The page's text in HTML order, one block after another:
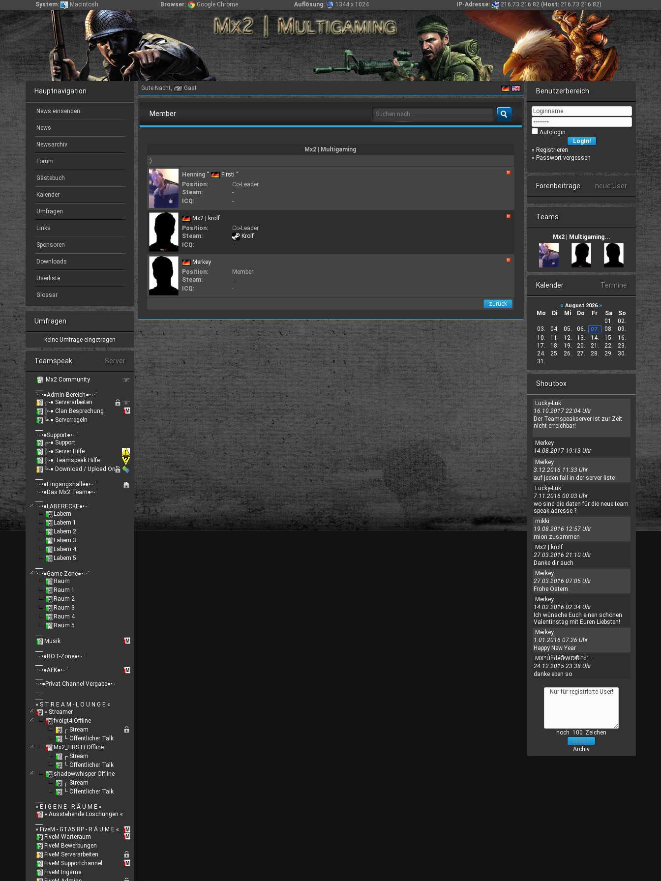
System: Macintosh Browser: Google Chrome Auflösung: 1344 x 1024 IP-Adresse: 216.73.216.82 ( Host: 216.73.216.82)
Hauptnavigation
News einsenden
News
Newsarchiv
Forum
Gästebuch
Kalender
Umfragen
Links
Sponsoren
Downloads
Userliste
Glossar
Umfragen
keine Umfrage eingetragen
Teamspeak Server
Mx2 Community
˙·٠•●Admin-Bereich●•٠·˙
╔-● Serverarbeiten
╠-● Clan Besprechung
╚-● Serverregeln
˙·٠•●Support●•٠·˙
╔-● Support
╠-● Server Hilfe
╠-● Teamspeak Hilfe
╚-● Download / Upload Only
˙·٠•●Eingangshalle●•٠·˙
˙·٠•●Das Mx2 Team●•٠·˙
˙·٠•●LABERECKE●•٠·˙
Labern
Labern 1
Labern 2
Labern 3
Labern 4
Labern 5
˙·٠•●Game-Zone●•٠·˙
Raum
Raum 1
Raum 2
Raum 3
Raum 4
Raum 5
Musik
˙·٠•●BOT-Zone●•٠·˙
˙·٠•●AFK●•٠·˙
·٠•●Privat Channel Vergabe●•٠
» S T R E A M - L O U N G E «
» Streamer
fvoigt4 Offline
┌ Stream
└ Öffentlicher Talk
Mx2_FIRSTI Offline
┌ Stream
└ Öffentlicher Talk
shadowwhisper Offline
┌ Stream
└ Öffentlicher Talk
» E I G E N E - R Ä U M E «
» Ausstehende Löschungen «
» FiveM - GTA5 RP - R Ä U M E «
FiveM Warteraum
FiveM Bewerbungen
FiveM Serverarbeiten
FiveM Supportchannel
FiveM Ingame
Gute Nacht, Gast
Member
Mx2 | Multigaming
:)
Henning “
Firsti ”
Position:
Co-Leader
Steam:
-
ICQ:
-
Mx2 | krolf
Position:
Co-Leader
Steam:
Krolf
ICQ:
-
Merkey
Position:
Member
Steam:
-
ICQ:
-
Benutzerbereich
Autologin
» Registrieren
» Passwort vergessen
Forenbeiträge neue User
Teams
Mx2 | Multigaming...
Kalender Termine
« August 2026 »
Mo Di Mi Do Fr Sa
So
01.
02.
03.
04. 05. 06. 07. 08.
09.
10.
11. 12. 13. 14. 15.
16.
17.
18. 19. 20. 21. 22.
23.
24.
25. 26. 27. 28. 29.
30.
31.
Shoutbox
Lucky-Luk
16.10.2017 22:04 Uhr
Der Teamspeakserver ist zur Zeit
nicht erreichbar!
Merkey
14.08.2017 19:13 Uhr
Merkey
3.12.2016 11:33 Uhr
auf jeden fall in der server liste
Lucky-Luk
7.11.2016 00:03 Uhr
wo sind die daten für die neue team
speak adresse ?
mikki
19.08.2016 12:57 Uhr
mion zusammen
Mx2 | krolf
27.03.2016 21:10 Uhr
Danke dir auch
Merkey
27.03.2016 07:05 Uhr
Frohe Ostern
Merkey
14.02.2016 02:34 Uhr
Ich wünsche Euch einen schönen
Valentinstag mit Euren Liebsten!
Merkey
1.01.2016 07:26 Uhr
Happy New Year
MX²Úñdé®W¤®£d¹...
24.12.2015 23:38 Uhr
danke eben so
noch Zeichen
Archiv